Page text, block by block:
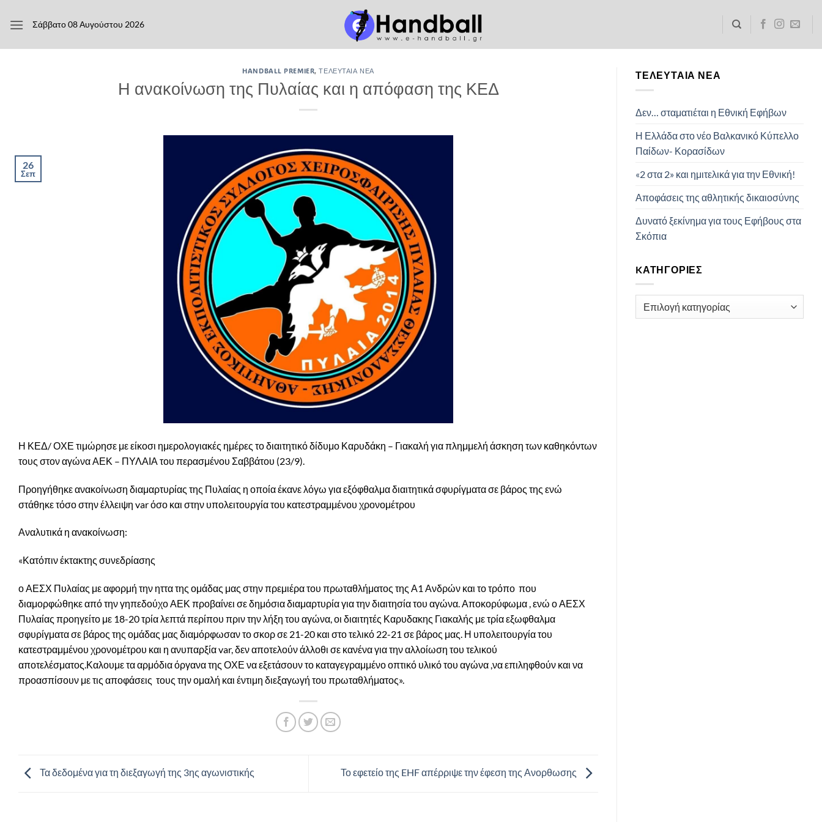
στο
Σάββατο 08 Αυγούστου 2026
HANDBALL PREMIER,ΤΕΛΕΥΤΑΊΑ ΝΈΑ
Η ανακοίνωση της Πυλαίας και η απόφαση της ΚΕΔ
26
Σεπ
Η ΚΕΔ/ ΟΧΕ τιμώρησε με είκοσι ημερολογιακές ημέρες το διαιτητικό δίδυμο Καρυδάκη – Γιακαλή για πλημμελή άσκηση των καθηκόντων
τους στον αγώνα ΑΕΚ – ΠΥΛΑΙΑ του περασμένου Σαββάτου (23/9).
Προηγήθηκε ανακοίνωση διαμαρτυρίας της Πυλαίας η οποία έκανε λόγω για εξόφθαλμα διαιτητικά σφυρίγματα σε βάρος της ενώ
στάθηκε τόσο στην έλλειψη var όσο και στην υπολειτουργία του κατεστραμμένου χρονομέτρου
Αναλυτικά η ανακοίνωση:
«Κατόπιν έκτακτης συνεδρίασης
ο ΑΕΣΧ Πυλαίας με αφορμή την ηττα της ομάδας μας στην πρεμιέρα του πρωταθλήματος της Α1 Ανδρών και το τρόπο που
διαμορφώθηκε από την γηπεδούχο ΑΕΚ προβαίνει σε δημόσια διαμαρτυρία για την διαιτησία του αγώνα. Αποκορύφωμα , ενώ ο ΑΕΣΧ
Πυλαίας προηγείτο με 18-20 τρία λεπτά περίπου πριν την λήξη του αγώνα, οι διαιτητές Καρυδακης Γιακαλής με τρία εξωφθαλμα
σφυρίγματα σε βάρος της ομάδας μας διαμόρφωσαν το σκορ σε 21-20 και στο τελικό 22-21 σε βάρος μας. Η υπολειτουργία του
κατεστραμμένου χρονομέτρου και η ανυπαρξία var, δεν αποτελούν άλλοθι σε κανένα για την αλλοίωση του τελικού
αποτελέσματος.Καλουμε τα αρμόδια όργανα της ΟΧΕ να εξετάσουν το καταγεγραμμένο οπτικό υλικό του αγώνα ,να επιληφθούν και να
προασπίσουν με τις αποφάσεις τους την ομαλή και έντιμη διεξαγωγή του πρωταθλήματος».
Τα δεδομένα για τη διεξαγωγή της 3ης αγωνιστικής Το εφετείο της EHF απέρριψε την έφεση της Ανορθωσης
ΤΕΛΕΥΤΑΊΑ ΝΈΑ
Δεν… σταματιέται η Εθνική Εφήβων
Η Ελλάδα στο νέο Βαλκανικό Κύπελλο
Παίδων- Κορασίδων
«2 στα 2» και ημιτελικά για την Εθνική!
Αποφάσεις της αθλητικής δικαιοσύνης
Δυνατό ξεκίνημα για τους Εφήβους στα
Σκόπια
KΑΤΗΓΟΡΊΕΣ
Kατηγορίες